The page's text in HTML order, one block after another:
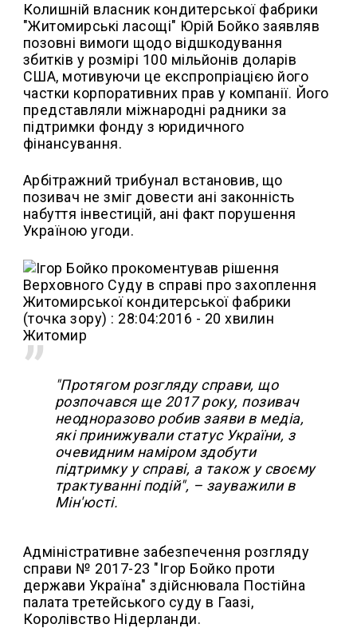
Колишній власник кондитерської фабрики
"Житомирські ласощі" Юрій Бойко заявляв
позовні вимоги щодо відшкодування
збитків у розмірі 100 мільйонів доларів
США, мотивуючи це експропріацією його
частки корпоративних прав у компанії. Його
представляли міжнародні радники за
підтримки фонду з юридичного
фінансування.
Арбітражний трибунал встановив, що
позивач не зміг довести ані законність
набуття інвестицій, ані факт порушення
Україною угоди.
"Протягом розгляду справи, що
розпочався ще 2017 року, позивач
неодноразово робив заяви в медіа,
які принижували статус України, з
очевидним наміром здобути
підтримку у справі, а також у своєму
трактуванні подій", – зауважили в
Мін'юсті.
Адміністративне забезпечення розгляду
справи № 2017-23 "Ігор Бойко проти
держави Україна" здійснювала Постійна
палата третейського суду в Гаазі,
Королівство Нідерланди.